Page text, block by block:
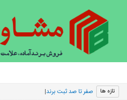
تازه ها صفر تا صد ثبت برند شوینده